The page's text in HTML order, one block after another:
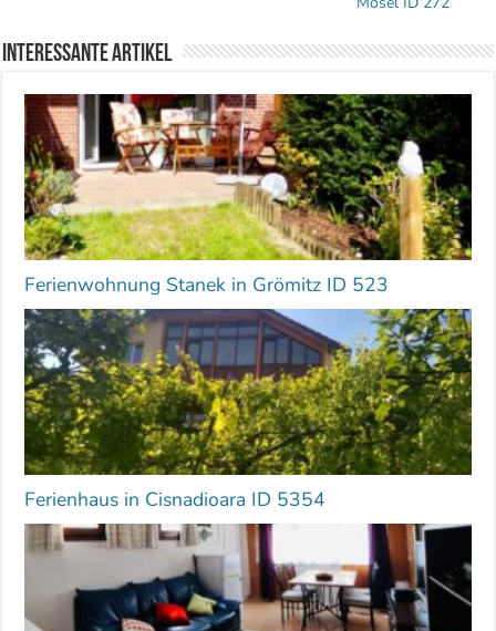
Interessante Artikel
Ferienwohnung Stanek in Grömitz ID 523
Ferienhaus in Cisnadioara ID 5354